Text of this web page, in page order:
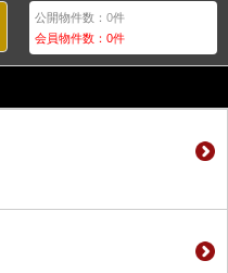
公開物件数：0件
会員物件数：0件